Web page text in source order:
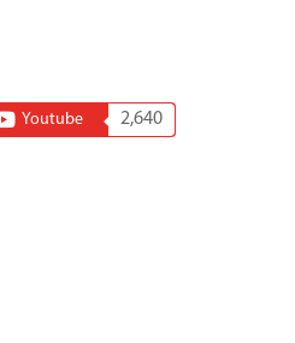
Youtube 2,640